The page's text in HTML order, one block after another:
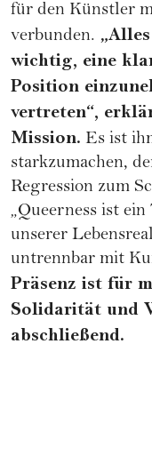
für den Künstler
verbunden.
wichtig, eine
Position
vertreten“,
Mission. Es ist
starkzumachen,
Regression zum
„Queerness ist
unserer
untrennbar mit
Präsenz ist für
Solidarität und
abschließend.